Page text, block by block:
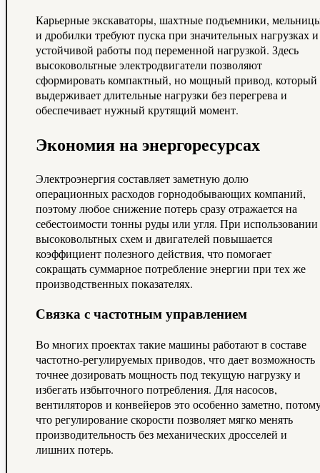
Карьерные экскаваторы, шахтные подъемники,
и дробилки требуют пуска при значительных нагрузках и
устойчивой работы под переменной нагрузкой. Здесь
высоковольтные электродвигатели позволяют
сформировать компактный, но мощный привод, который
выдерживает длительные нагрузки без перегрева и
обеспечивает нужный крутящий момент.
Экономия на энергоресурсах
Электроэнергия составляет заметную долю
операционных расходов горнодобывающих компаний,
поэтому любое снижение потерь сразу отражается на
себестоимости тонны руды или угля. При использовании
высоковольтных схем и двигателей повышается
коэффициент полезного действия, что помогает
сокращать суммарное потребление энергии при тех же
производственных показателях.
Связка с частотным управлением
Во многих проектах такие машины работают в составе
частотно-регулируемых приводов, что дает возможность
точнее дозировать мощность под текущую нагрузку и
избегать избыточного потребления. Для насосов,
вентиляторов и конвейеров это особенно заметно,
что регулирование скорости позволяет мягко менять
производительность без механических дросселей и
лишних потерь.